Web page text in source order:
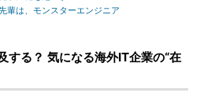
輩は、モンスターエンジニア
する？ 気になる海外IT企業の“在